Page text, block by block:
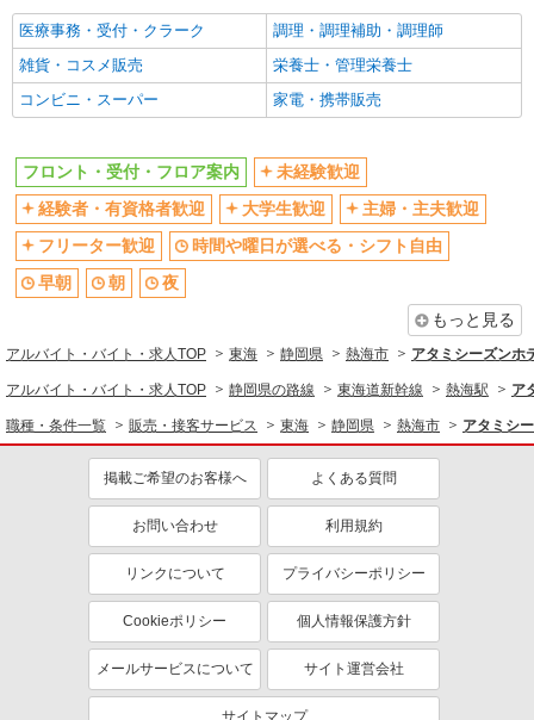
医療事務・受付・クラーク
調理・調理補助・調理師
雑貨・コスメ販売
栄養士・管理栄養士
コンビニ・スーパー
家電・携帯販売
フロント・受付・フロア案内
未経験歓迎
経験者・有資格者歓迎
大学生歓迎
主婦・主夫歓迎
フリーター歓迎
時間や曜日が選べる・シフト自由
早朝
朝
夜
もっと見る
アルバイト・バイト・求人TOP 東海 静岡県 熱海市 アタミシーズンホ
アルバイト・バイト・求人TOP 静岡県の路線 東海道新幹線 熱海駅 ア
職種・条件一覧 販売・接客サービス 東海 静岡県 熱海市 アタミシ
掲載ご希望のお客様へ よくある質問
お問い合わせ 利用規約
リンクについて プライバシーポリシー
Cookieポリシー 個人情報保護方針
メールサービスについて サイト運営会社
サイトマップ